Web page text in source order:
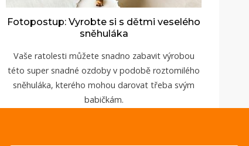
Fotopostup: Vyrobte si s dětmi veselého
sněhuláka
Vaše ratolesti můžete snadno zabavit výrobou
této super snadné ozdoby v podobě roztomilého
sněhuláka, kterého mohou darovat třeba svým
babičkám.